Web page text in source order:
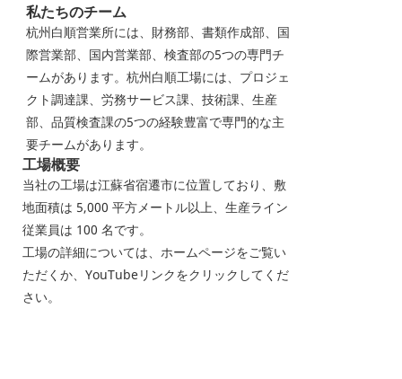
私たちのチーム
杭州白順営業所には、財務部、書類作成部、国
際営業部、国内営業部、検査部の5つの専門チ
ームがあります。杭州白順工場には、プロジェ
クト調達課、労務サービス課、技術課、生産
部、品質検査課の5つの経験豊富で専門的な主
要チームがあります。
工場概要
当社の工場は江蘇省宿遷市に位置しており、敷
地面積は 5,000 平方メートル以上、生産ライン
従業員は 100 名です。
工場の詳細については、ホームページをご覧い
ただくか、YouTubeリンクをクリックしてくだ
さい。